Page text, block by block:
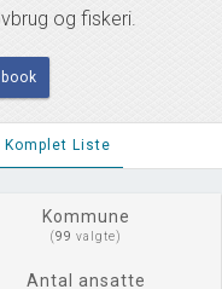
og fiskeri.
Komplet Liste
Kommune
(99 valgte)
Antal ansatte